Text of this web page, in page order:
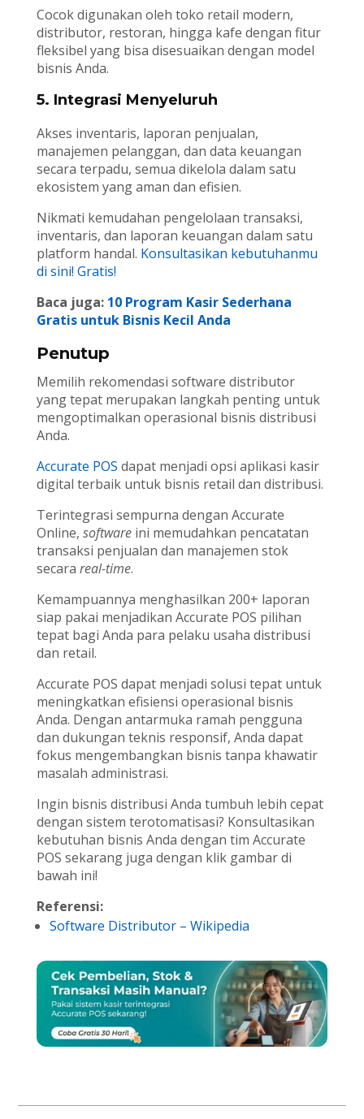
Cocok digunakan oleh toko retail modern,
distributor, restoran, hingga kafe dengan fitur
fleksibel yang bisa disesuaikan dengan model
bisnis Anda.
5. Integrasi Menyeluruh
Akses inventaris, laporan penjualan,
manajemen pelanggan, dan data keuangan
secara terpadu, semua dikelola dalam satu
ekosistem yang aman dan efisien.
Nikmati kemudahan pengelolaan transaksi,
inventaris, dan laporan keuangan dalam satu
platform handal. Konsultasikan kebutuhanmu
di sini! Gratis!
Baca juga: 10 Program Kasir Sederhana
Gratis untuk Bisnis Kecil Anda
Penutup
Memilih rekomendasi software distributor
yang tepat merupakan langkah penting untuk
mengoptimalkan operasional bisnis distribusi
Anda.
Accurate POS dapat menjadi opsi aplikasi kasir
digital terbaik untuk bisnis retail dan distribusi.
Terintegrasi sempurna dengan Accurate
Online, softwareini memudahkan pencatatan
transaksi penjualan dan manajemen stok
secara real-time.
Kemampuannya menghasilkan 200+ laporan
siap pakai menjadikan Accurate POS pilihan
tepat bagi Anda para pelaku usaha distribusi
dan retail.
Accurate POS dapat menjadi solusi tepat untuk
meningkatkan efisiensi operasional bisnis
Anda. Dengan antarmuka ramah pengguna
dan dukungan teknis responsif, Anda dapat
fokus mengembangkan bisnis tanpa khawatir
masalah administrasi.
Ingin bisnis distribusi Anda tumbuh lebih cepat
dengan sistem terotomatisasi? Konsultasikan
kebutuhan bisnis Anda dengan tim Accurate
POS sekarang juga dengan klik gambar di
bawah ini!
Referensi:
Software Distributor – Wikipedia